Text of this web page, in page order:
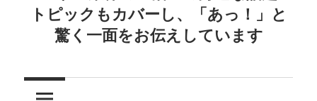
トピックもカバーし、「あっ！」と
驚く一面をお伝えしています